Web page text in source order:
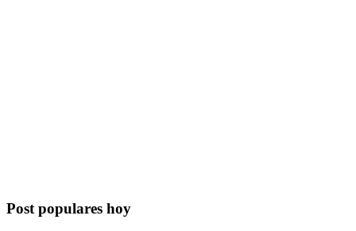
Post populares hoy